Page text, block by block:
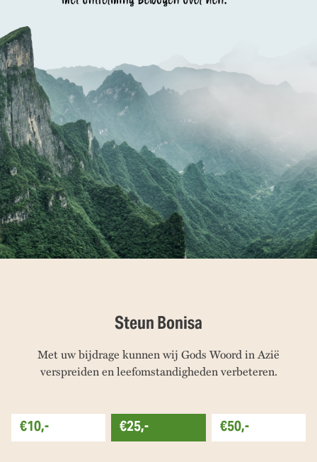
Steun Bonisa
Met uw bijdrage kunnen wij Gods Woord in Azië
verspreiden en leefomstandigheden verbeteren.
€10,- €25,-
€50,-